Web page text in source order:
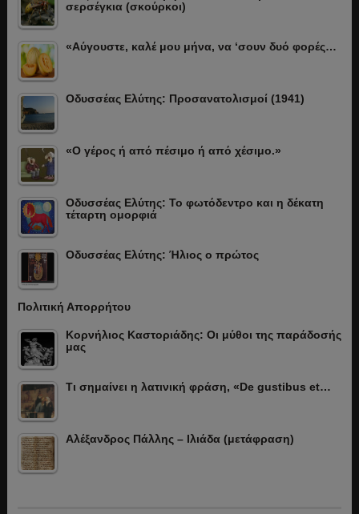
σερσέγκια (σκούρκοι)
«Αύγουστε, καλέ μου μήνα, να ‘σουν δυό φορές…
Οδυσσέας Ελύτης: Προσανατολισμοί (1941)
«Ο γέρος ή από πέσιμο ή από χέσιμο.»
Οδυσσέας Ελύτης: Το φωτόδεντρο και η δέκατη
τέταρτη ομορφιά
Οδυσσέας Ελύτης: Ήλιος ο πρώτος
Πολιτική Απορρήτου
Κορνήλιος Καστοριάδης: Οι μύθοι της παράδοσής
μας
Τι σημαίνει η λατινική φράση, «De gustibus et…
Αλέξανδρος Πάλλης – Ιλιάδα (μετάφραση)